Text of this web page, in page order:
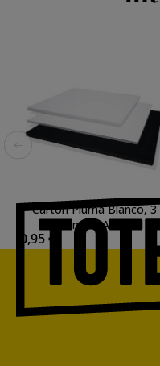
Carton Pluma Blanco, 3
mm., A4
0,95 €